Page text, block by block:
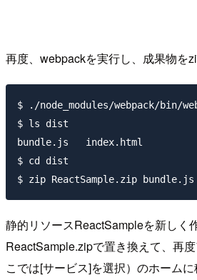
再度、webpackを実行し、成果物を
$ ./node_modules/webpack/bin/
$ ls dist
bundle.js   index.html
$ cd dist
静的リソースReactSampleを新しく
ReactSample.zipで置き換えて、再
こでは[サービス]を選択）のホーム